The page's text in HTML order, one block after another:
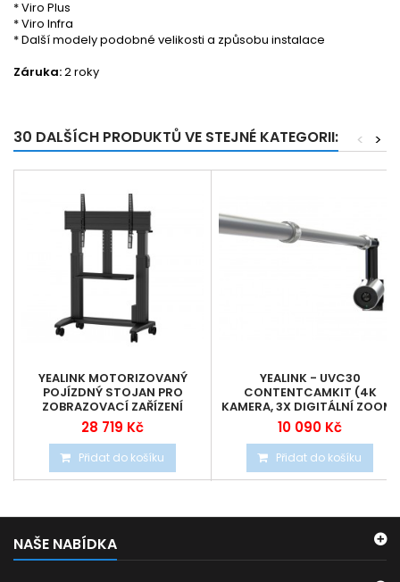
* Viro Plus
* Viro Infra
* Další modely podobné velikosti a způsobu instalace
Záruka:2 roky
30 DALŠÍCH PRODUKTŮ VE STEJNÉ KATEGORII: >
<
YEALINK MOTORIZOVANÝ
POJÍZDNÝ STOJAN PRO
ZOBRAZOVACÍ ZAŘÍZENÍ
YEALINK
28 719 Kč
Přidat do košíku
YEALINK - UVC30
CONTENTCAMKIT (4K
KAMERA, 3X DIGITÁLNÍ ZOOM)
10 090 Kč
Přidat do košíku
NAŠE NABÍDKA